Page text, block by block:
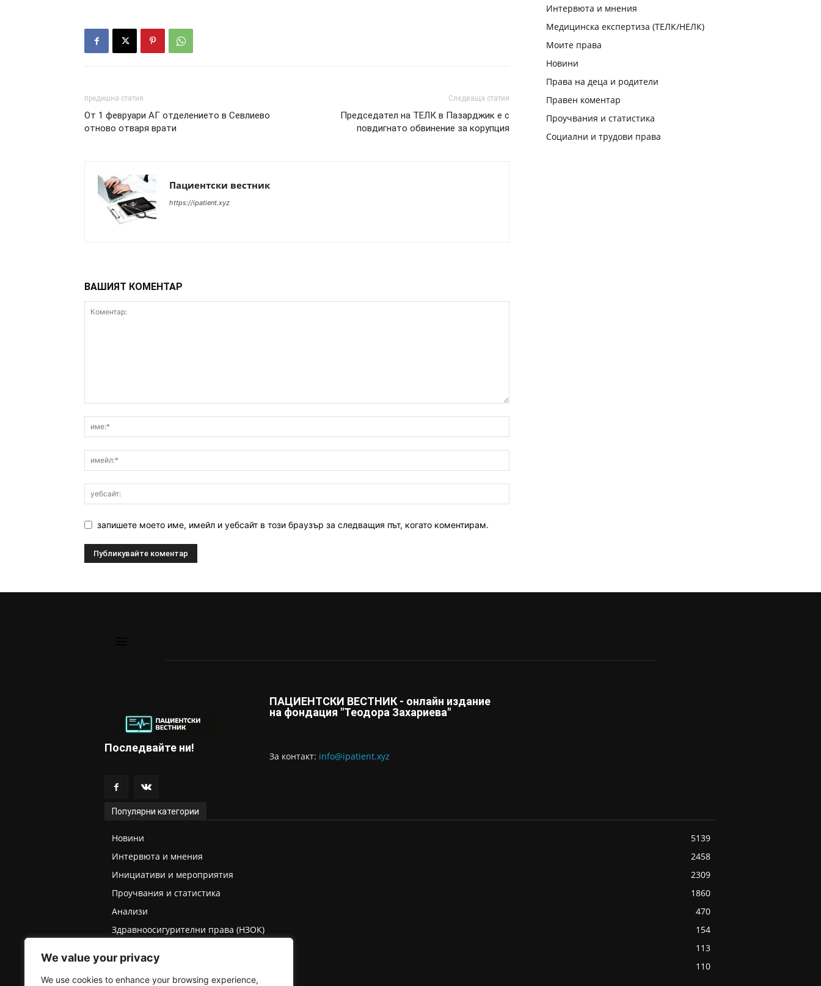
We value your privacy
We use cookies to enhance your browsing experience,
предишна статия
От 1 февруари АГ отделението в Севлиево
отново отваря врати
Следваща статия
Председател на ТЕЛК в Пазарджик е с
повдигнато обвинение за корупция
Пациентски вестник
https://ipatient.xyz
ВАШИЯТ КОМЕНТАР
запишете моето име, имейл и уебсайт в този браузър за следващия път, когато коментирам.
Интервюта и мнения
Медицинска експертиза (ТЕЛК/НЕЛК)
Моите права
Новини
Права на деца и родители
Правен коментар
Проучвания и статистика
Социални и трудови права
Последвайте ни!
ПАЦИЕНТСКИ ВЕСТНИК - онлайн издание
на фондация "Теодора Захариева"
За контaкт: info@ipatient.xyz
Популярни категории
Новини
5139
Интервюта и мнения
2458
Инициативи и мероприятия
2309
Проучвания и статистика
1860
Анализи
470
Здравноосигурителни права (НЗОК)
154
113
Медицинска експертиза (ТЕЛК/НЕЛК)
110